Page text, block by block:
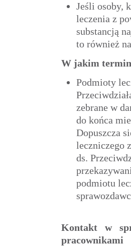
Jeśli osoby,
leczenia z
substancją
to również
W jakim
Podmioty
zebrane w
do końca
Dopuszcza
leczniczego
ds.
podmiotu
Kontakt w